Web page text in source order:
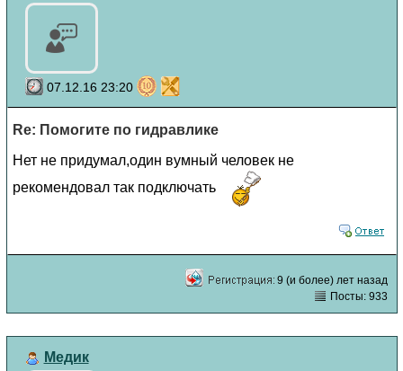
07.12.16 23:20
Re: Помогите по гидравлике
Нет не придумал,один вумный человек не
рекомендовал так подключать
9 (и более) лет назад
Посты: 933
Медик